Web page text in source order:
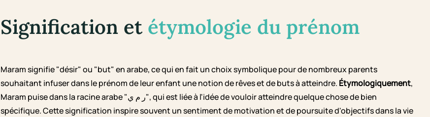
Signification et étymologie du prénom
Maram signifie "désir" ou "but" en arabe, ce qui en fait un choix symbolique pour de nombreux parents
souhaitant infuser dans le prénom de leur enfant une notion de rêves et de buts à atteindre. Étymologiquement,
Maram puise dans la racine arabe "ر م ي", qui est liée à l'idée de vouloir atteindre quelque chose de bien
spécifique. Cette signification inspire souvent un sentiment de motivation et de poursuite d'objectifs dans la vie